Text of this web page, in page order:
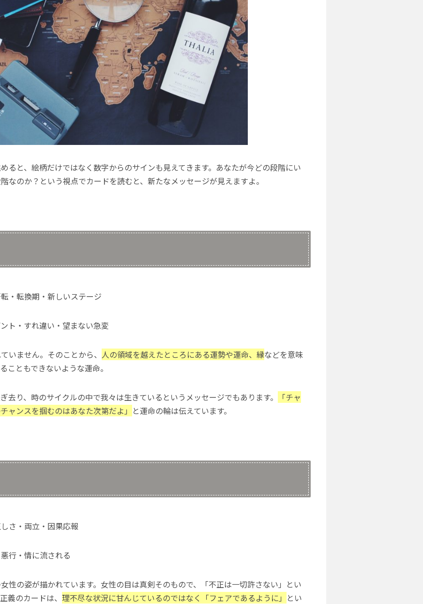
ると、絵柄だけではなく数字からのサインも見えてきます。あなたが今どの段階にい
なのか？という視点でカードを読むと、新たなメッセージが見えますよ。
・転換期・新しいステージ
ト・すれ違い・望まない急変
いません。そのことから、 人の領域を越えたところにある運勢や運命、縁などを意味
こともできないような運命。
去り、時のサイクルの中で我々は生きているというメッセージでもあります。
「チャ
ャンスを掴むのはあなた次第だよ」 と運命の輪は伝えています。
さ・両立・因果応報
行・情に流される
性の姿が描かれています。女性の目は真剣そのもので、「不正は一切許さない」とい
義のカードは、 理不尽な状況に甘んじているのではなく「フェアであるように」 とい